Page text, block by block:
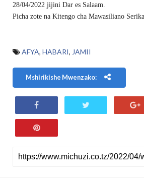
28/04/2022 jijini Dar es Salaam.
Picha zote na Kitengo cha Mawasiliano
AFYA, HABARI, JAMII
Mshirikishe Mwenzako: